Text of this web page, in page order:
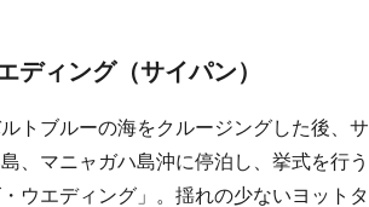
ディング（サイパン）
トブルーの海をクルージングした後、サ
、マニャガハ島沖に停泊し、挙式を行う
ウエディング」。揺れの少ないヨットタ